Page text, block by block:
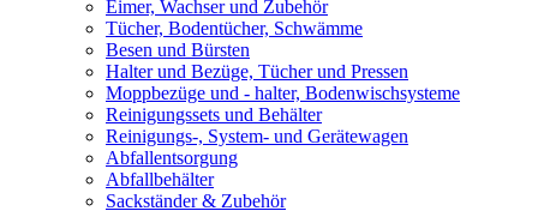
Eimer, Wachser und Zubehör
Tücher, Bodentücher, Schwämme
Besen und Bürsten
Halter und Bezüge, Tücher und Pressen
Moppbezüge und - halter, Bodenwischsysteme
Reinigungssets und Behälter
Reinigungs-, System- und Gerätewagen
Abfallentsorgung
Abfallbehälter
Sackständer & Zubehör